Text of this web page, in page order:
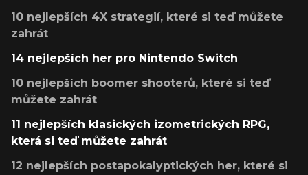
10 nejlepších 4X strategií, které si teď můžete
zahrát
14 nejlepších her pro Nintendo Switch
10 nejlepších boomer shooterů, které si teď
můžete zahrát
11 nejlepších klasických izometrických RPG,
která si teď můžete zahrát
12 nejlepších postapokalyptických her, které si